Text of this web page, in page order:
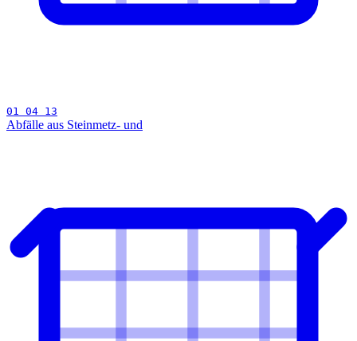
01 04 13
Abfälle aus Steinmetz- und